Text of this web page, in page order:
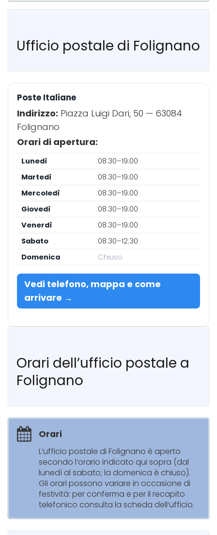
Ufficio postale di Folignano
Poste Italiane
Indirizzo: Piazza Luigi Dari, 50 — 63084
Folignano
Orari di apertura:
Lunedì
08:30–19:00
Martedì
08:30–19:00
Mercoledì
08:30–19:00
Giovedì
08:30–19:00
Venerdì
08:30–19:00
Sabato
08:30–12:30
Domenica
Chiuso
Vedi telefono, mappa e come
arrivare →
Orari dell’ufficio postale a
Folignano
Orari
L’ufficio postale di Folignano è aperto
secondo l’orario indicato qui sopra (dal
lunedì al sabato; la domenica è chiuso).
Gli orari possono variare in occasione di
festività: per conferma e per il recapito
telefonico consulta la scheda dell’ufficio.